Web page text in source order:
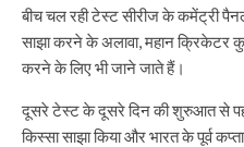
बीच चल रही टेस्ट सीरीज के कमेंट्री
साझा करने के अलावा, महान क्रिकेटर
करने के लिए भी जाने जाते हैं।
दूसरे टेस्ट के दूसरे दिन की शुरुआत से
किस्सा साझा किया और भारत के पूर्व